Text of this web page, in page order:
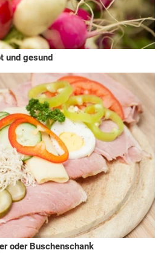
und gesund
oder Buschenschank